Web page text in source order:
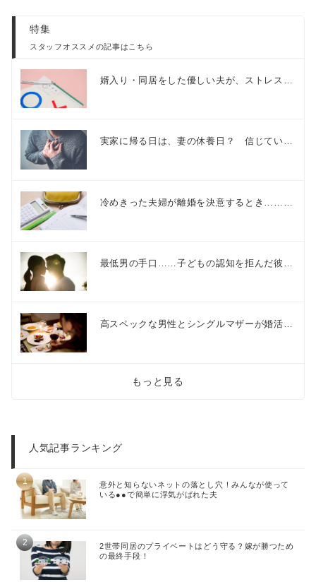
特集
スタッフオススメの記事はこちら
婿入り・同居をした優しい夫が、ストレス…
実家に帰る日は、妻の休養日？ 信じてい…
冷めきった夫婦が離婚を決意するとき………
最低男の手口……子どもの認知を拒んだ彼…
高スペックな男性とシングルマザーが婚活…
もっと見る
人気記事ランキング
意外と知らないネットの落とし穴！みんなが使って
いる●●で簡単に浮気がばれた夫
2世帯同居のプライベートはどう守る？嫁が勝つため
の最終手段！